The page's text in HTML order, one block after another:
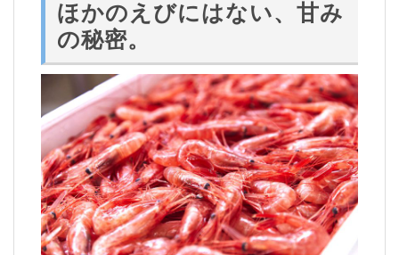
ほかのえびにはない、甘み
の秘密。